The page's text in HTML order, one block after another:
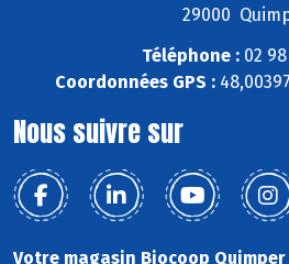
29000
Téléphone :02 98
Coordonnées GPS :
Nous suivre sur
Votre magasin Biocoop